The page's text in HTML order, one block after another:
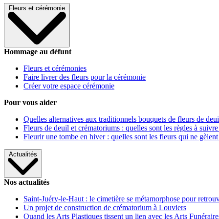
Fleurs et cérémonie
Hommage au défunt
Fleurs et cérémonies
Faire livrer des fleurs pour la cérémonie
Créer votre espace cérémonie
Pour vous aider
Quelles alternatives aux traditionnels bouquets de fleurs de
Fleurs de deuil et crématoriums : quelles sont les règles à
Fleurir une tombe en hiver : quelles sont les fleurs qui ne gèlent
Actualités
Nos actualités
Saint-Juéry-le-Haut : le cimetière se métamorphose pour
Un projet de construction de crématorium à Louviers
Quand les Arts Plastiques tissent un lien avec les Arts